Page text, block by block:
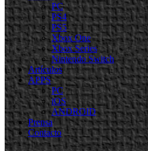
PC
PS4
PS5
Xbox One
Xbox Series
Nintendo Switch
Artículos
APPS
PC
iOS
ANDROID
Prensa
Contacto